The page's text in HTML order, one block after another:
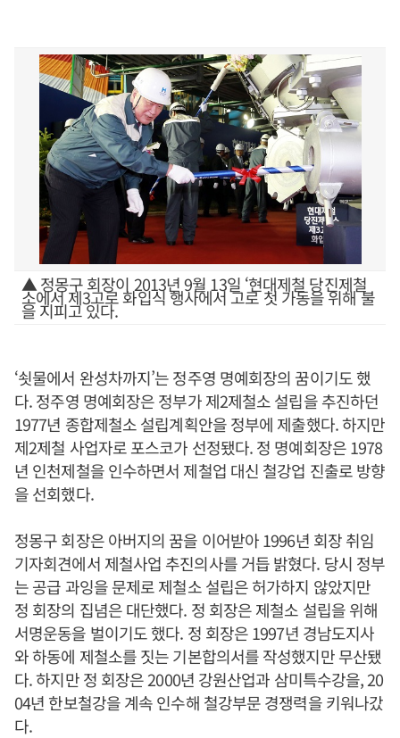
▲ 정몽구 회장이 2013년 9월 13일 ‘현대제철 당진제철
소에서 제3고로 화입식 행사에서 고로 첫 가동을 위해 불
을 지피고 있다.
‘쇳물에서 완성차까지’는 정주영 명예회장의 꿈이기도 했
다. 정주영 명예회장은 정부가 제2제철소 설립을 추진하던
1977년 종합제철소 설립계획안을 정부에 제출했다. 하지만
제2제철 사업자로 포스코가 선정됐다. 정 명예회장은 1978
년 인천제철을 인수하면서 제철업 대신 철강업 진출로 방향
을 선회했다.
정몽구 회장은 아버지의 꿈을 이어받아 1996년 회장 취임
기자회견에서 제철사업 추진의사를 거듭 밝혔다. 당시 정부
는 공급 과잉을 문제로 제철소 설립은 허가하지 않았지만
정 회장의 집념은 대단했다. 정 회장은 제철소 설립을 위해
서명운동을 벌이기도 했다. 정 회장은 1997년 경남도지사
와 하동에 제철소를 짓는 기본합의서를 작성했지만 무산됐
다. 하지만 정 회장은 2000년 강원산업과 삼미특수강을, 20
04년 한보철강을 계속 인수해 철강부문 경쟁력을 키워나갔
다.